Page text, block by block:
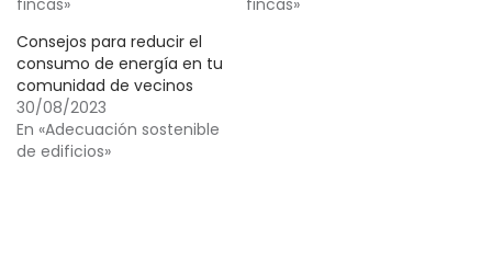
Consejos para reducir el
consumo de energía en tu
comunidad de vecinos
30/08/2023
En «Adecuación sostenible
de edificios»